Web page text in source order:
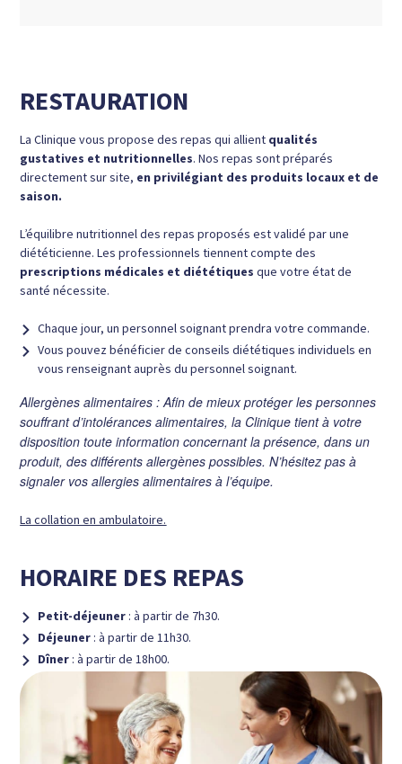
RESTAURATION
La Clinique vous propose des repas qui allient qualités
gustatives et nutritionnelles. Nos repas sont préparés
directement sur site, en privilégiant des produits locaux et de
saison.
L’équilibre nutritionnel des repas proposés est validé par une
diététicienne. Les professionnels tiennent compte des
prescriptions médicales et diététiques que votre état de
santé nécessite.
Chaque jour, un personnel soignant prendra votre commande.
Vous pouvez bénéficier de conseils diététiques individuels en
vous renseignant auprès du personnel soignant.
Allergènes alimentaires : Afin de mieux protéger les personnes
souffrant d’intolérances alimentaires, la Clinique tient à votre
disposition toute information concernant la présence, dans un
produit, des différents allergènes possibles. N’hésitez pas à
signaler vos allergies alimentaires à l’équipe.
La collation en ambulatoire.
HORAIRE DES REPAS
Petit-déjeuner : à partir de 7h30.
Déjeuner : à partir de 11h30.
Dîner : à partir de 18h00.